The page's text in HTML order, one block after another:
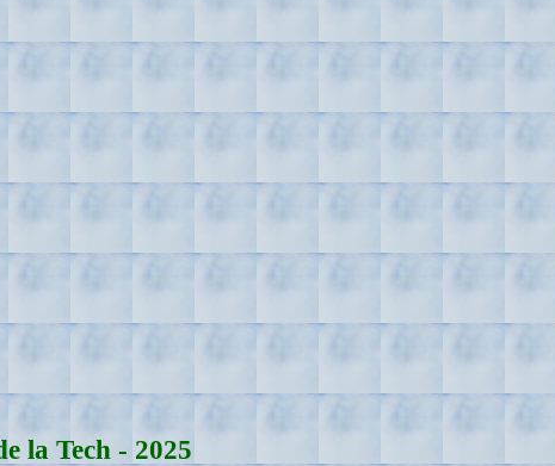
la Tech - 2025